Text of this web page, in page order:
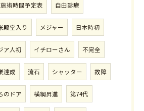
術時間予定表 自由診療
殿堂入り メジャー 日本時初
ア人初 イチローさん 不完全
達成 流石 シャッター 故障
のドア 横綱昇進 第74代